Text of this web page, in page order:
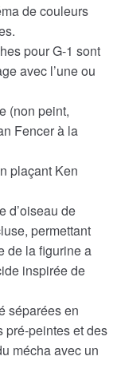
de couleurs
pour G-1 sont
avec l’une ou
(non peint,
Fencer à la
plaçant Ken
d’oiseau de
permettant
de la figurine a
inspirée de
séparées en
pré-peintes et des
mécha avec un